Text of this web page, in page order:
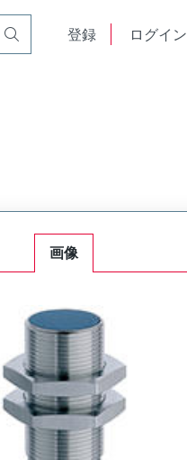
登録 ログイン
画像